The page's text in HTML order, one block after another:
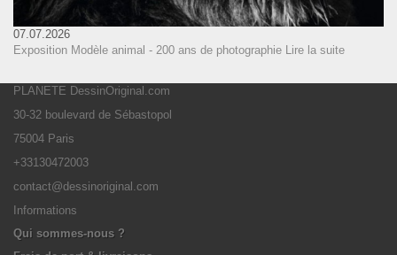
07.07.2026
Exposition Modèle animal - 200 ans de photographie Lire la suite
PLANETE DessinOriginal.com
30-32 boulevard de Sébastopol
75004 Paris
+33130472003
contact@dessinoriginal.com
Informations
Qui sommes-nous ?